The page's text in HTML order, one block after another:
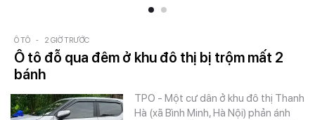
Ô TÔ - 2 GIỜ TRƯỚC
Ô tô đỗ qua đêm ở khu đô thị bị trộm mất 2
bánh
TPO - Một cư dân ở khu đô thị Thanh
Hà (xã Bình Minh, Hà Nội) phản ánh